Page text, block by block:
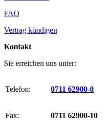
FAQ
Vertrag kündigen
Kontakt
Sie erreichen uns unter:
Telefon: 0711 62900-0
Fax: 0711 62900-10